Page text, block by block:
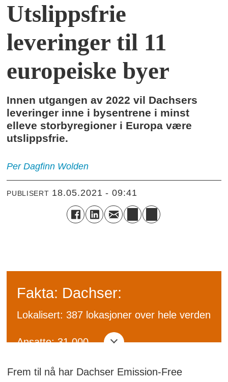
Utslippsfrie
leveringer til 11
europeiske byer
Innen utgangen av 2022 vil Dachsers
leveringer inne i bysentrene i minst
elleve storbyregioner i Europa være
utslippsfrie.
Per Dagfinn Wolden
PUBLISERT 18.05.2021 - 09:41
Fakta: Dachser:
Lokalisert: 387 lokasjoner over hele verden
Ansatte: 31.000
Omsetning: ca. 5,6 milliarder euro (2020)
Frem til nå har Dachser Emission-Free